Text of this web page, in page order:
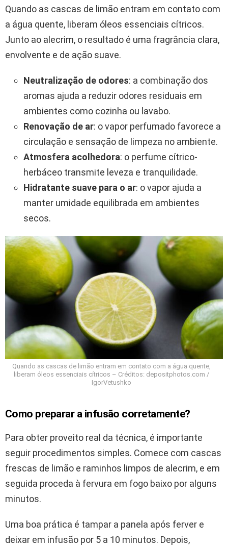
Quando as cascas de limão entram em contato com
a água quente, liberam óleos essenciais cítricos.
Junto ao alecrim, o resultado é uma fragrância clara,
envolvente e de ação suave.
Neutralização de odores: a combinação dos
aromas ajuda a reduzir odores residuais em
ambientes como cozinha ou lavabo.
Renovação de ar: o vapor perfumado favorece a
circulação e sensação de limpeza no ambiente.
Atmosfera acolhedora: o perfume cítrico-
herbáceo transmite leveza e tranquilidade.
Hidratante suave para o ar: o vapor ajuda a
manter umidade equilibrada em ambientes
secos.
Quando as cascas de limão entram em contato com a água quente,
liberam óleos essenciais cítricos – Créditos: depositphotos.com /
IgorVetushko
Como preparar a infusão corretamente?
Para obter proveito real da técnica, é importante
seguir procedimentos simples. Comece com cascas
frescas de limão e raminhos limpos de alecrim, e em
seguida proceda à fervura em fogo baixo por alguns
minutos.
Uma boa prática é tampar a panela após ferver e
deixar em infusão por 5 a 10 minutos. Depois,